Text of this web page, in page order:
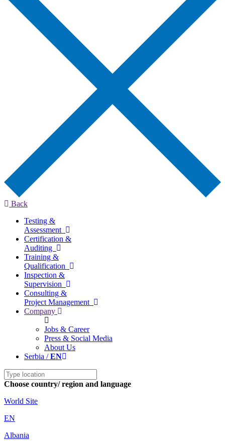
Back
Testing &
Assessment
Certification &
Auditing
Training &
Qualification
Inspection &
Supervision
Consulting &
Project Management
Company
Jobs & Career
Press & Social Media
About Us
Serbia /EN
Choose country/ region and language
World Site
EN
Albania